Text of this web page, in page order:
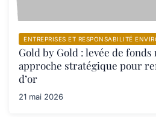
ENTREPRISES ET RESPONSABILITÉ
Gold by Gold : levée de
approche stratégique pour
d’or
21 mai 2026